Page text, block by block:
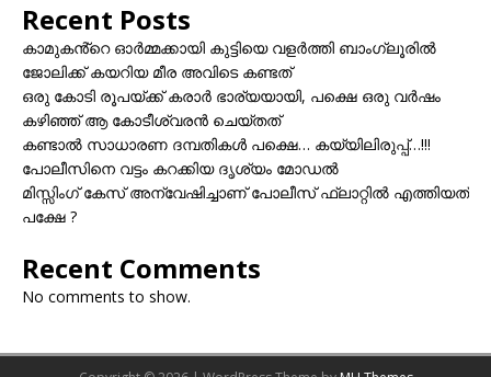
Recent Posts
കാമുകൻ്റെ ഓർമ്മക്കായി കുട്ടിയെ വളർത്തി ബാംഗ്ലൂരിൽ
ജോലിക്ക് കയറിയ മീര അവിടെ കണ്ടത്
ഒരു കോടി രൂപയ്ക്ക് കരാർ ഭാര്യയായി, പക്ഷെ ഒരു വർഷം
കഴിഞ്ഞ് ആ കോടീശ്വരൻ ചെയ്തത്
കണ്ടാൽ സാധാരണ ദമ്പതികൾ പക്ഷെ… കയ്യിലിരുപ്പ്…!!!
പോലീസിനെ വട്ടം കറക്കിയ ദൃശ്യം മോഡല്‍
മിസ്സിംഗ് കേസ് അന്വേഷിച്ചാണ് പോലീസ് ഫ്ലാറ്റിൽ എത്തിയത്
പക്ഷേ ?
Recent Comments
No comments to show.